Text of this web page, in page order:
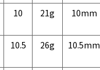
10 21g 10mm
10.5 26g 10.5mm